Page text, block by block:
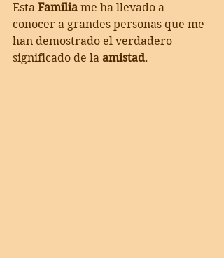
Esta Familia me ha llevado a
conocer a grandes personas que me
han demostrado el verdadero
significado de la amistad.